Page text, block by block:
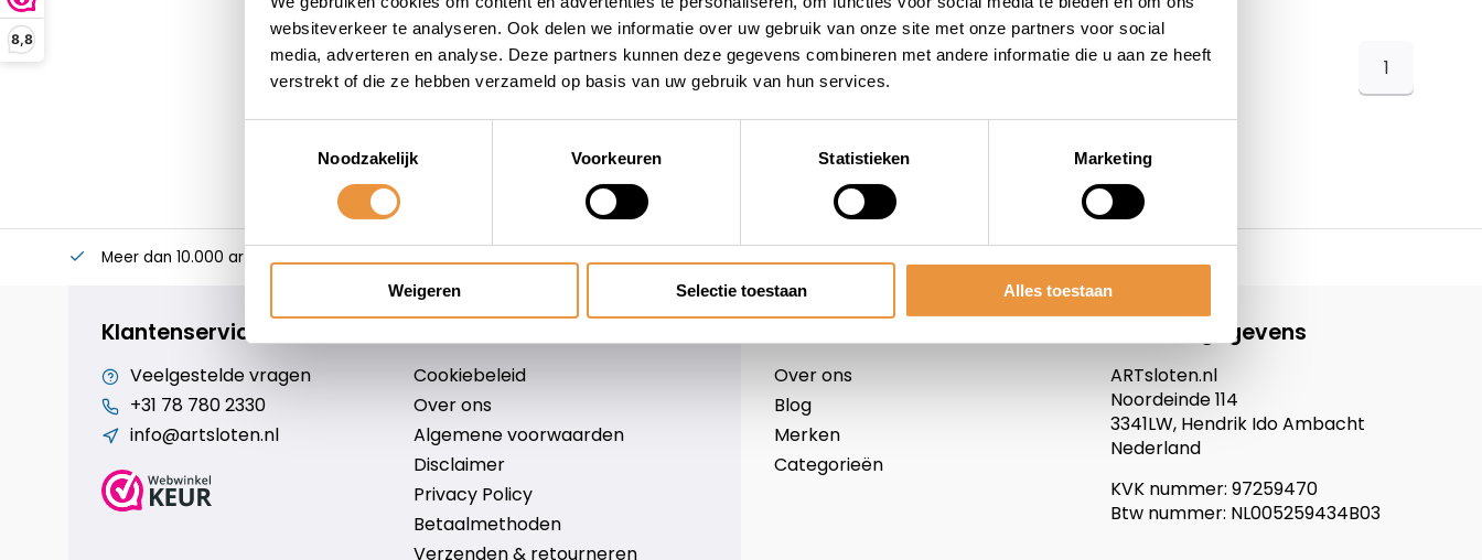
websiteverkeer te analyseren. Ook delen we informatie over uw gebruik van onze site met onze partners voor social
media, adverteren en analyse. Deze partners kunnen deze gegevens combineren met andere informatie die u aan ze heeft
verstrekt of die ze hebben verzameld op basis van uw gebruik van hun services.
Noodzakelijk
Voorkeuren Statistieken Marketing
Weigeren Selectie toestaan Alles toestaan
8,8
1
Meer dan 10.000 artikelen Alles voor uw tweewieler Snelle levering Niet goed = geld terug
Klantenservice
Veelgestelde vragen
+31 78 780 2330
info@artsloten.nl
Cookiebeleid
Over ons
Algemene voorwaarden
Disclaimer
Privacy Policy
Betaalmethoden
Verzenden & retourneren
Over ons
Blog
Merken
Categorieën
Contactgegevens
ARTsloten.nl
Noordeinde 114
3341LW, Hendrik Ido Ambacht
Nederland
KVK nummer: 97259470
Btw nummer: NL005259434B03